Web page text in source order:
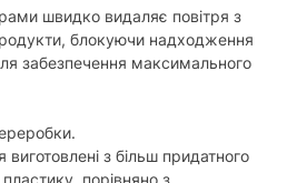
швидко видаляє повітря з
блокуючи надходження
забезпечення максимального
з більш придатного
порівняно з